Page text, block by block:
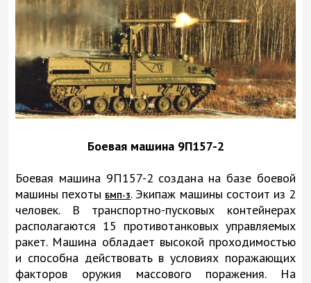
Боевая машина 9П157-2
Боевая машина 9П157-2 создана на базе боевой
машины пехоты БМП-3. Экипаж машины состоит из 2
человек. В транспортно-пусковых контейнерах
располагаются 15 противотанковых управляемых
ракет. Машина обладает высокой проходимостью
и способна действовать в условиях поражающих
факторов оружия массового поражения. На